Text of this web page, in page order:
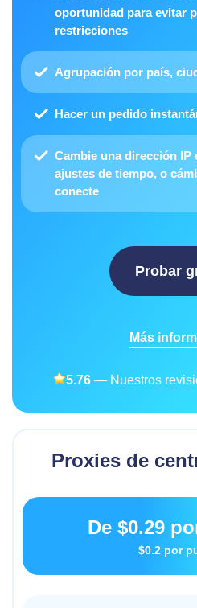
oportunidad para evitar
restricciones
Agrupación por país,
Hacer un pedido
Cambie una dirección IP
ajustes de tiempo, o
conecte
Probar
Más
5.76— Nuestros
Proxies de
De $0.29
$0.2 por